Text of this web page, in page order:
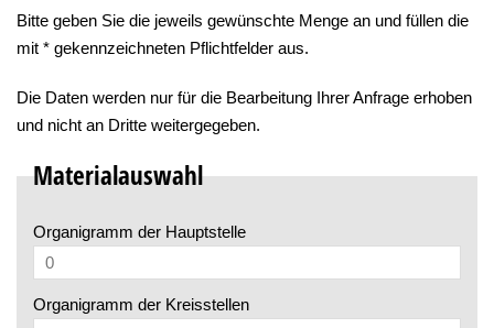
Bitte geben Sie die jeweils gewünschte Menge an und füllen die
mit * gekennzeichneten Pflichtfelder aus.
Die Daten werden nur für die Bearbeitung Ihrer Anfrage erhoben
und nicht an Dritte weitergegeben.
Materialauswahl
Organigramm der Hauptstelle
Organigramm der Kreisstellen